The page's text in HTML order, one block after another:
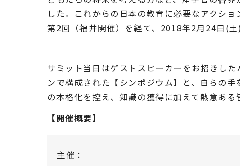
した。これからの日本の教育に必要なアクシ
第2回（福井開催）を経て、2018年2月24日(
サミット当日はゲストスピーカーをお招きし
ンで構成された【シンポジウム】と、自らの
の本格化を控え、知識の獲得に加えて熱意あ
【開催概要】
主催：